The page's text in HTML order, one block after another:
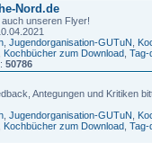
Nord.de
unseren Flyer!
Jugendorganisation-GUTuN
Kochbücher zum Download Tag-
50786
Antegungen und Kritiken
Jugendorganisation-GUTuN
Kochbücher zum Download Tag-